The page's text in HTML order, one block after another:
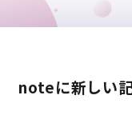
noteに新しい